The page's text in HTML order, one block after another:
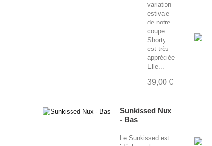
variation
estivale
de notre
coupe
Shorty
est très
appréciée.
Elle...
39,00 €
Sunkissed Nux
- Bas
Le Sunkissed est